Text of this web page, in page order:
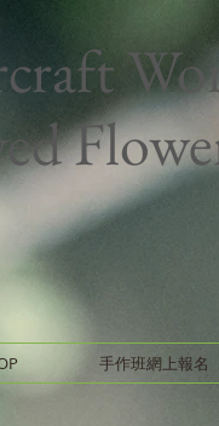
手作班網上報名